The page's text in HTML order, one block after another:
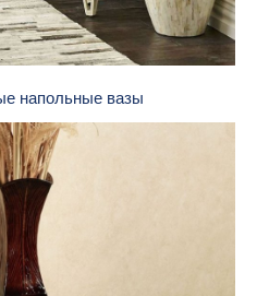
напольные вазы